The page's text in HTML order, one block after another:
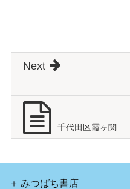
Next
千代田区霞ヶ関
みつばち書店